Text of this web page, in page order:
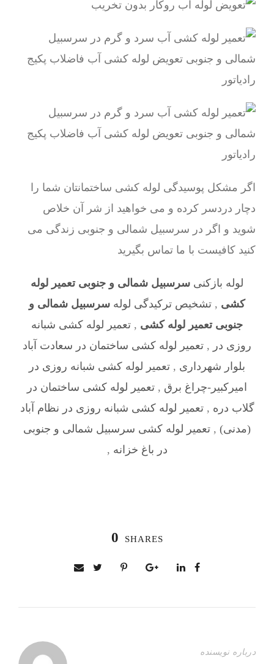
اگر مشکل پوسیدگی لوله کشی ساختمانتان شما را
دچار دردسر کرده و می خواهید از شر آن خلاص
شوید و اگر در سرسبیل شمالی و جنوبی زندگی می
کنید کافیست با ما تماس بگیرید
لوله بازکنی سرسبیل شمالی و جنوبی تعمیر لوله
کشی , تشخیص ترکیدگی لوله سرسبیل شمالی و
جنوبی تعمیر لوله کشی , تعمیر لوله کشی شبانه
روزی در , تعمیر لوله کشی ساختمان در سعادت آباد
بلوار شهرداری , تعمیر لوله کشی شبانه روزی در
امیرکبیر-چراغ برق , تعمیر لوله کشی ساختمان در
گلاب دره ,تعمیر لوله کشی شبانه روزی در نظام آباد
(مدنی) , تعمیر لوله کشی سرسبیل شمالی و جنوبی
در باغ خزانه ,
0 SHARES
درباره نویسنده